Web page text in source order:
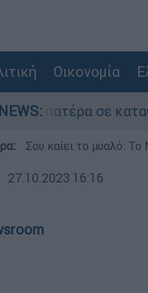
Οικονομία
σε καταψύκτη
Σου καίει το μυαλό:
27.10.2023 16:16